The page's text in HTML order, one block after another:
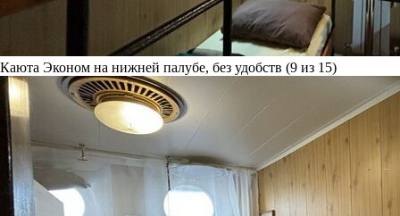
Каюта Эконом на нижней палубе, без удобств (9 из 15)